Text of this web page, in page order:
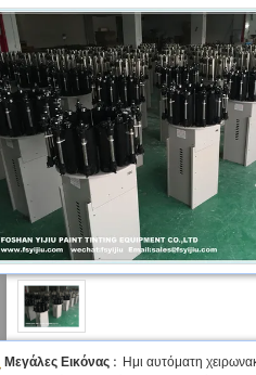
Μεγάλες Εικόνας : Ημι αυτόματη